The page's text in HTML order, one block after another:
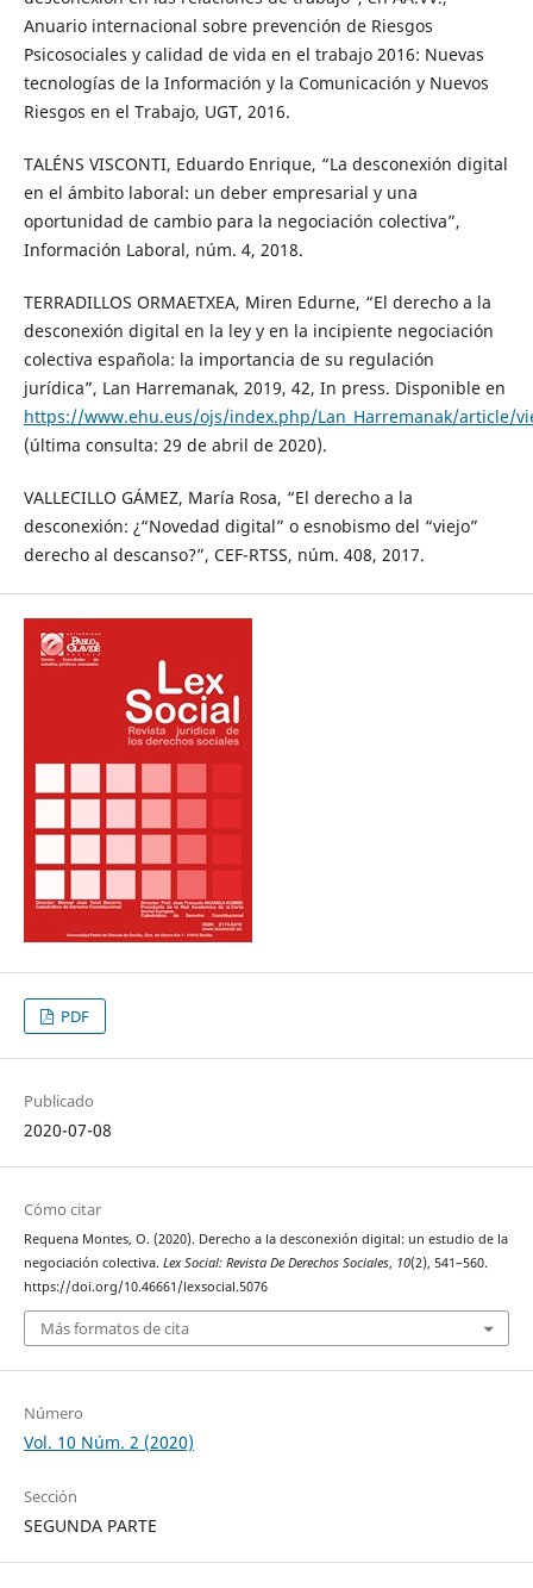
Anuario internacional sobre prevención de Riesgos
Psicosociales y calidad de vida en el trabajo 2016: Nuevas
tecnologías de la Información y la Comunicación y Nuevos
Riesgos en el Trabajo, UGT, 2016.
TALÉNS VISCONTI, Eduardo Enrique, “La desconexión digital
en el ámbito laboral: un deber empresarial y una
oportunidad de cambio para la negociación colectiva”,
Información Laboral, núm. 4, 2018.
TERRADILLOS ORMAETXEA, Miren Edurne, “El derecho a la
desconexión digital en la ley y en la incipiente negociación
colectiva española: la importancia de su regulación
jurídica”, Lan Harremanak, 2019, 42, In press. Disponible en
https://www.ehu.eus/ojs/index.php/Lan_Harremanak/article/
(última consulta: 29 de abril de 2020).
VALLECILLO GÁMEZ, María Rosa, “El derecho a la
desconexión: ¿“Novedad digital” o esnobismo del “viejo”
derecho al descanso?”, CEF-RTSS, núm. 408, 2017.
PDF
Publicado
2020-07-08
Cómo citar
Requena Montes, O. (2020). Derecho a la desconexión digital: un estudio de la
negociación colectiva. Lex Social: Revista De Derechos Sociales, 10(2), 541–560.
https://doi.org/10.46661/lexsocial.5076
Más formatos de cita
Número
Vol. 10 Núm. 2 (2020)
Sección
SEGUNDA PARTE